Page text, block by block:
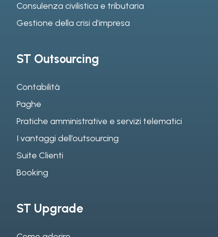
Consulenza civilistica e tributaria
Gestione della crisi d’impresa
ST Outsourcing
Contabilità
Paghe
Pratiche amministrative e servizi telematici
I vantaggi dell’outsourcing
Suite Clienti
Booking
ST Upgrade